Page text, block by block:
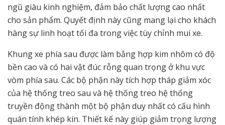
ngũ giàu kinh nghiệm, đảm bảo chất lượng cao nhất
cho sản phẩm. Quyết định này cũng mang lại cho khách
hàng sự linh hoạt tối đa trong việc tùy chỉnh mui xe.
Khung xe phía sau được làm bằng hợp kim nhôm có độ
bền cao và có hai vật đúc rỗng quan trọng ở khu vực
vòm phía sau. Các bộ phận này tích hợp tháp giảm xóc
của hệ thống treo sau và hệ thống treo hệ thống
truyền động thành một bộ phận duy nhất có cấu hình
quán tính khép kín. Thiết kế này giúp giảm trọng lượng